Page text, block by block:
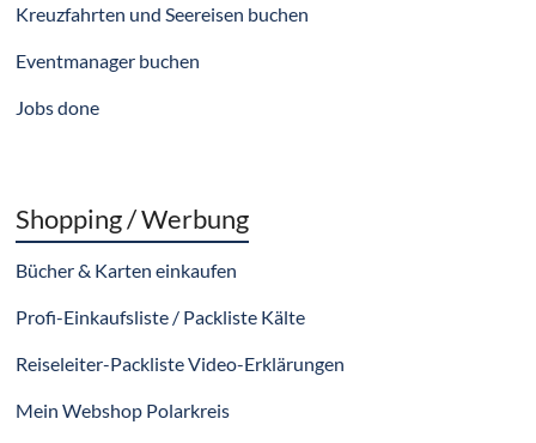
Kreuzfahrten und Seereisen buchen
Eventmanager buchen
Jobs done
Shopping / Werbung
Bücher & Karten einkaufen
Profi-Einkaufsliste / Packliste Kälte
Reiseleiter-Packliste Video-Erklärungen
Mein Webshop Polarkreis